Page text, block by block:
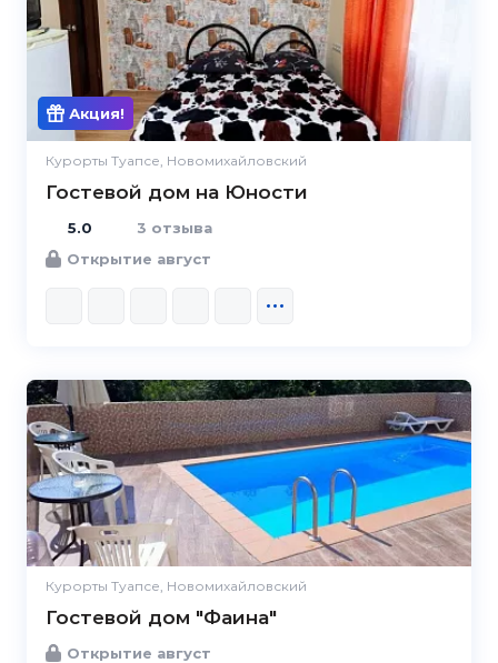
Акция!
Курорты Туапсе, Новомихайловский
Гостевой дом на Юности
5.0
3 отзыва
Открытие август
Курорты Туапсе, Новомихайловский
Гостевой дом "Фаина"
Открытие август